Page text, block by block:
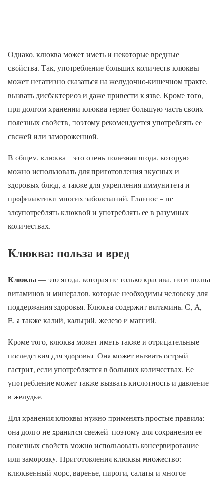
Однако, клюква может иметь и некоторые вредные
свойства. Так, употребление больших количеств клюквы
может негативно сказаться на желудочно-кишечном тракте,
вызвать дисбактериоз и даже привести к язве. Кроме того,
при долгом хранении клюква теряет большую часть своих
полезных свойств, поэтому рекомендуется употреблять ее
свежей или замороженной.
В общем, клюква – это очень полезная ягода, которую
можно использовать для приготовления вкусных и
здоровых блюд, а также для укрепления иммунитета и
профилактики многих заболеваний. Главное – не
злоупотреблять клюквой и употреблять ее в разумных
количествах.
Клюква: польза и вред
Клюква— это ягода, которая не только красива, но и полна
витаминов и минералов, которые необходимы человеку для
поддержания здоровья. Клюква содержит витамины С, А,
E, а также калий, кальций, железо и магний.
Кроме того, клюква может иметь также и отрицательные
последствия для здоровья. Она может вызвать острый
гастрит, если употребляется в больших количествах. Ее
употребление может также вызвать кислотность и давление
в желудке.
Для хранения клюквы нужно применять простые правила:
она долго не хранится свежей, поэтому для сохранения ее
полезных свойств можно использовать консервирование
или заморозку. Приготовления клюквы множество:
клюквенный морс, варенье, пироги, салаты и многое